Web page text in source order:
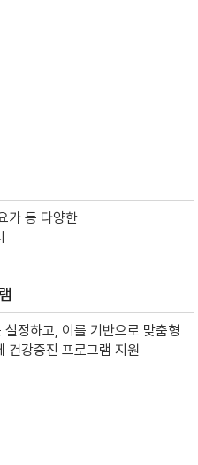
가 등 다양한
정하고, 이를 기반으로 맞춤형
건강증진 프로그램 지원